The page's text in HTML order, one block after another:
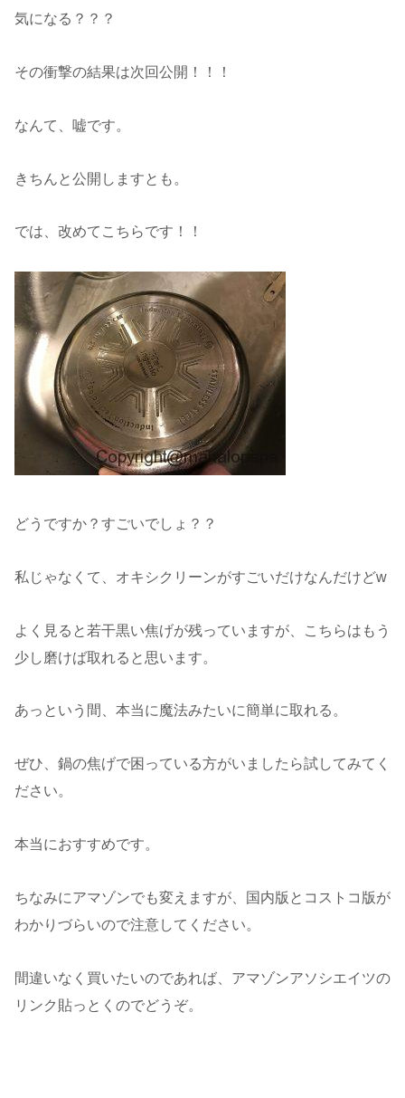
気になる？？？
その衝撃の結果は次回公開！！！
なんて、嘘です。
きちんと公開しますとも。
では、改めてこちらです！！
どうですか？すごいでしょ？？
私じゃなくて、オキシクリーンがすごいだけなんだけどw
よく見ると若干黒い焦げが残っていますが、こちらはもう
少し磨けば取れると思います。
あっという間、本当に魔法みたいに簡単に取れる。
ぜひ、鍋の焦げで困っている方がいましたら試してみてく
ださい。
本当におすすめです。
ちなみにアマゾンでも変えますが、国内版とコストコ版が
わかりづらいので注意してください。
間違いなく買いたいのであれば、アマゾンアソシエイツの
リンク貼っとくのでどうぞ。